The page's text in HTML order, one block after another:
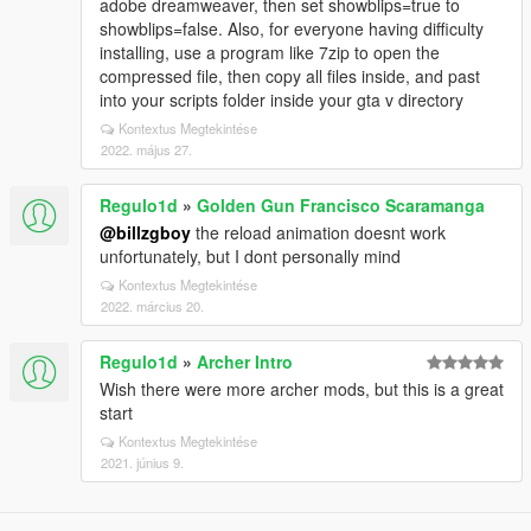
adobe dreamweaver, then set showblips=true to
showblips=false. Also, for everyone having difficulty
installing, use a program like 7zip to open the
compressed file, then copy all files inside, and past
into your scripts folder inside your gta v directory
Kontextus Megtekintése
2022. május 27.
Regulo1d » Golden Gun Francisco Scaramanga
@billzgboy the reload animation doesnt work
unfortunately, but I dont personally mind
Kontextus Megtekintése
2022. március 20.
Regulo1d » Archer Intro
Wish there were more archer mods, but this is a great
start
Kontextus Megtekintése
2021. június 9.